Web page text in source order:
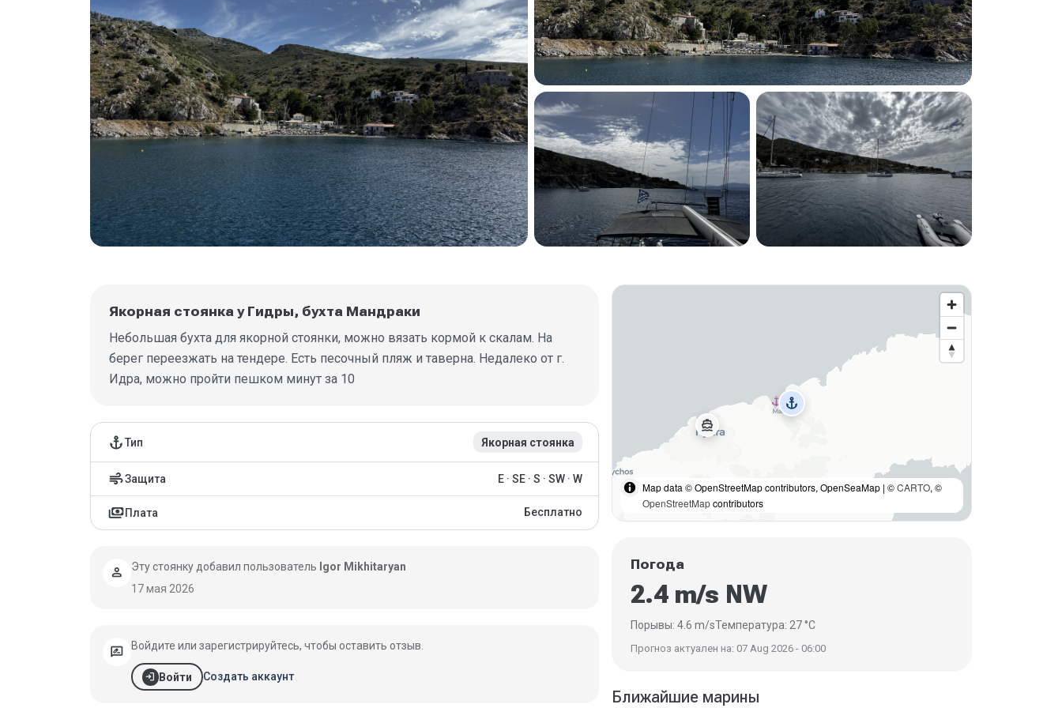
Якорная стоянка у Гидры, бухта Мандраки
Небольшая бухта для якорной стоянки, можно вязать кормой к скалам. На
берег переезжать на тендере. Есть песочный пляж и таверна. Недалеко от г.
Идра, можно пройти пешком минут за 10
Детали якорной стоянки
anchorТип Якорная стоянка
airЗащита E · SE · S · SW · W
payments Плата Бесплатно
person Эту стоянку добавил пользователь Igor Mikhitaryan
17 мая 2026
rate_review Войдите или зарегистрируйтесь, чтобы оставить отзыв.
login Войти Создать аккаунт
anchor
directions_boat
Map data © OpenStreetMap contributors, OpenSeaMap | ©CARTO, ©
OpenStreetMapcontributors
Погода
2.4 m/s NW
Порывы: 4.6 m/sТемпература: 27 °C
Прогноз актуален на: 07 Aug 2026 - 06:00
Ближайшие марины